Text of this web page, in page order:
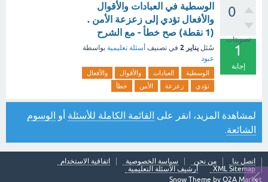
0
تصويتات
1
إجابة
الوسطية في العبادات والأقوال
والأفعال تؤدي إلى زعزعة الأمن .
(1 نقطة) صح خطأ - مع الشرح
سُئل يناير 2 في تصنيف أسئلة تعليمية بواسطة
عبود
الوسطية العبادات والأقوال
والأفعال
تؤدي
زعزعة الأمن خطأ
لمشاهدة المزيد، انقر على القائمة الكاملة للأسئلة أو الوسوم
الشائعة
اتصل بنا من نحن سياسة الخصوصية
اتفاقية الاستخدام
XML Sitemap
أرشيف الأسئلة التعليمية
Snow Theme by Q2A Market